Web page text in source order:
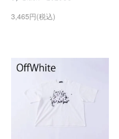
3,465円(税込)